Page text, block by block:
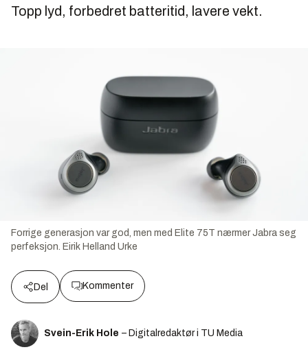
Topp lyd, forbedret batteritid, lavere vekt.
Forrige generasjon var god, men med Elite 75T nærmer Jabra seg
perfeksjon. Eirik Helland Urke
Del Kommenter
Svein-Erik Hole – Digitalredaktør i TU Media